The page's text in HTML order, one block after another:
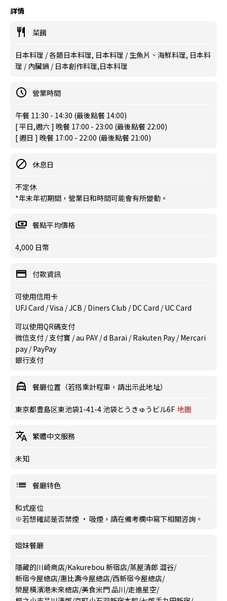
詳情
菜餚
日本料理 / 各類日本料理, 日本料理 / 生魚片、海鮮料理, 日本料
理 / 內臟鍋 / 日本創作料理,日本料理
營業時間
午餐 11:30 - 14:30 (最後點餐 14:00)
[ 平日,週六 ] 晚餐 17:00 - 23:00 (最後點餐 22:00)
[ 週日 ] 晚餐 17:00 - 22:00 (最後點餐 21:00)
休息日
不定休
*年末年初期間，營業日和時間可能會有所變動。
餐點平均價格
4,000 日幣
付款資訊
可使用信用卡
UFJ Card / Visa / JCB / Diners Club / DC Card / UC Card
可以使用QR碼支付
微信支付 / 支付寶 / au PAY / d Barai / Rakuten Pay / Mercari
pay / PayPay
銀行支付
餐廳位置（若搭乘計程車，請出示此地址）
東京都豊島区東池袋1-41-4 池袋とうきゅうビル6F 地圖
繁體中文服務
未知
餐廳特色
和式座位
※若想確認是否禁煙 · 吸煙，請在備考欄中寫下相關咨詢。
姐妹餐廳
隱藏的川崎商店/Kakurebou 新宿店/蒸屋清郎 澀谷/
新宿今屋總店/惠比壽今屋總店/西新宿今屋總店/
榮屋橫濱港未來總店/美食米門 品川/走進星空/